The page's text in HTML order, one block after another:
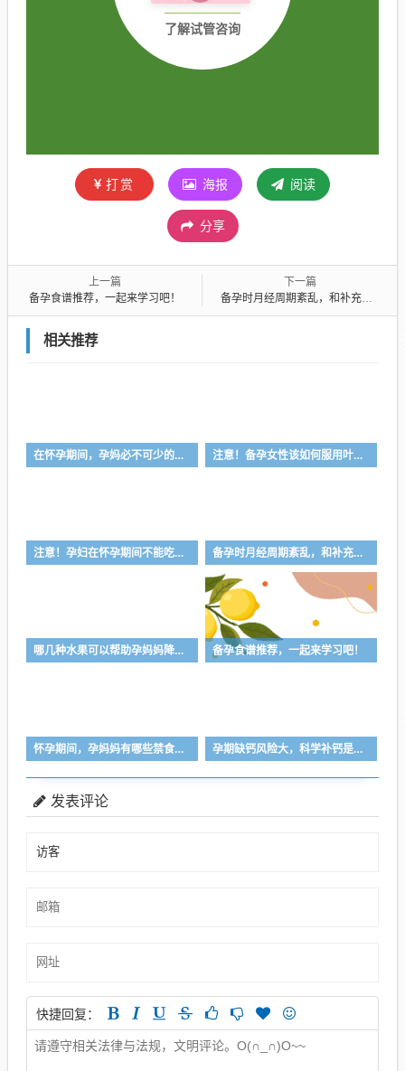
了解试管咨询
打赏 海报 阅读
分享
上一篇
备孕食谱推荐，一起来学习吧！
下一篇
备孕时月经周期紊乱，和补充叶酸有关系吗?
相关推荐
在怀孕期间，孕妈必不可少的营养补充食谱！ 注意！备孕女性该如何服用叶酸？
注意！孕妇在怀孕期间不能吃哪些东西？ 备孕时月经周期紊乱，和补充叶酸有关系吗?
哪几种水果可以帮助孕妈妈降血糖呢？快来了解一下吧 备孕食谱推荐，一起来学习吧！
怀孕期间，孕妈妈有哪些禁食的食物？ 孕期缺钙风险大，科学补钙是关键！
发表评论
快捷回复：